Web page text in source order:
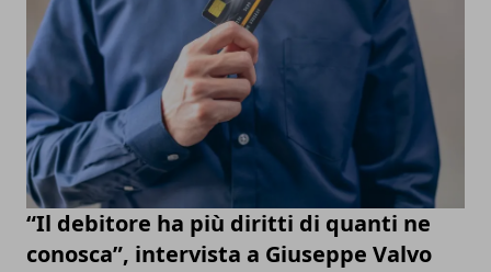
“Il debitore ha più diritti di quanti ne
conosca”, intervista a Giuseppe Valvo